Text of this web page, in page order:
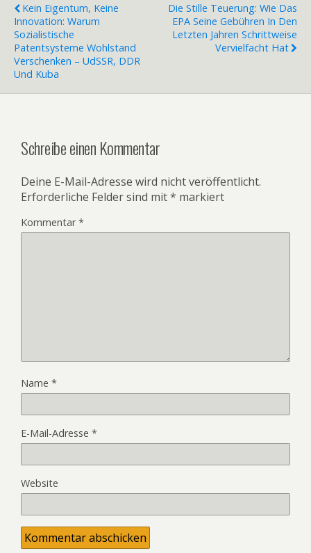
Kein Eigentum, Keine
Innovation: Warum
Sozialistische
Patentsysteme Wohlstand
Verschenken – UdSSR, DDR
Und Kuba
Die Stille Teuerung: Wie Das
EPA Seine Gebühren In Den
Letzten Jahren Schrittweise
Vervielfacht Hat
Schreibe einen Kommentar
Deine E-Mail-Adresse wird nicht veröffentlicht.
Erforderliche Felder sind mit* markiert
Kommentar*
Name *
E-Mail-Adresse *
Website